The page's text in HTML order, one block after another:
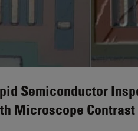
Semiconductor
Microscope Contrast